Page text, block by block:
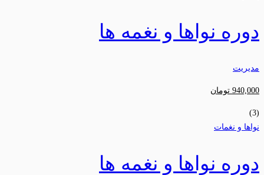
دوره نواها و نغمه ها
مدیریت
940,000 تومان
(3)
نواها و نغمات
دوره نواها و نغمه ها